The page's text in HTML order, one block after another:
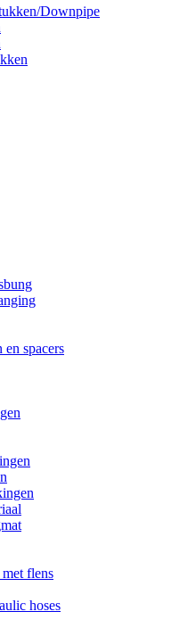
Downpipe
spacers
flens
hoses